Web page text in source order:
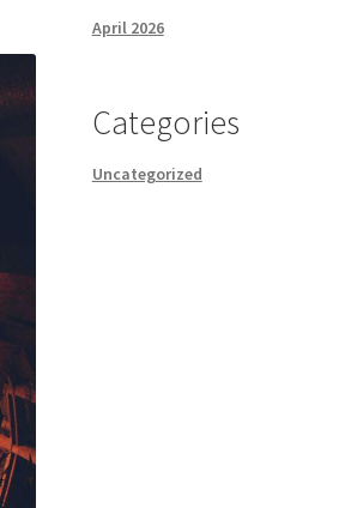
April 2026
Categories
Uncategorized